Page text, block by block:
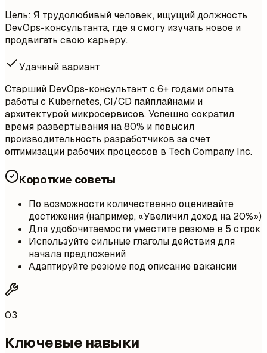
Цель: Я трудолюбивый человек, ищущий должность
DevOps-консультанта, где я смогу изучать новое и
продвигать свою карьеру.
Удачный вариант
Старший DevOps-консультант с 6+ годами опыта
работы с Kubernetes, CI/CD пайплайнами и
архитектурой микросервисов. Успешно сократил
время развертывания на 80% и повысил
производительность разработчиков за счет
оптимизации рабочих процессов в Tech Company Inc.
Короткие советы
По возможности количественно оценивайте
достижения (например, «Увеличил доход на 20%»)
Для удобочитаемости уместите резюме в 5 строк
Используйте сильные глаголы действия для
начала предложений
Адаптируйте резюме под описание вакансии
03
Ключевые навыки